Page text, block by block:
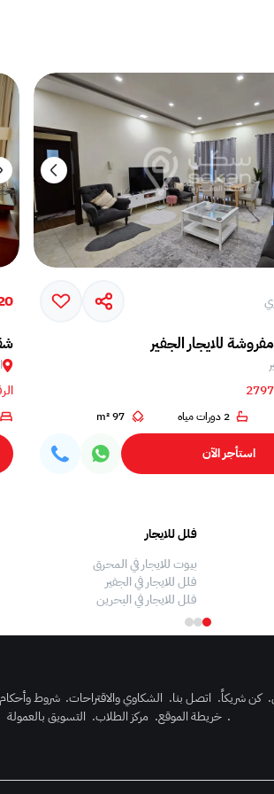
للايجار الجفير
2 دورات مياه 97 m²
استأجر الآن
فلل للايجار
بيوت للايجار في المحرق
فلل للايجار في الجفير
فلل للايجار في البحرين
. كن شريكاً. اتصل بنا. الشكاوي والاقتراحات. شروط
. خريطة الموقع. مركز الطلاب. التسويق بالعمولة